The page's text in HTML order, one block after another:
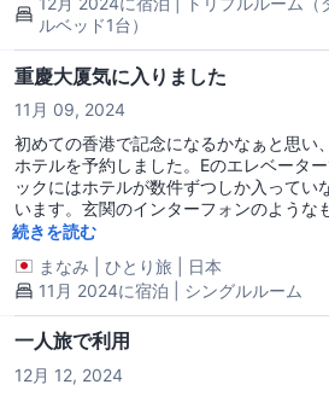
ルベッド1台）
重慶大厦気に入りました
11月 09, 2024
初めての香港で記念になるかなぁと思い
ホテルを予約しました。Eのエレベータ
ックにはホテルが数件ずつしか入ってい
います。玄関のインターフォンのような
れました。 私は12階のホテルに案内され
屋でした。お水や電子レンジもありまし
すが、音がうるさいです。 シャワーとト
清潔でした。チェックアウトの時は部屋
早い出発でも安心です。デポジットもあ
ってもいいと思えるくらい、価格の割に
もとても便利なところにあるので、ホ
価値のあるホテルだと思います。
続きを読む
まなみ
ひとり旅
日本
11月 2024に宿泊 | シングルルーム
一人旅で利用
12月 12, 2024